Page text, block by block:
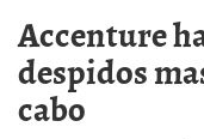
Accenture
despidos
cabo